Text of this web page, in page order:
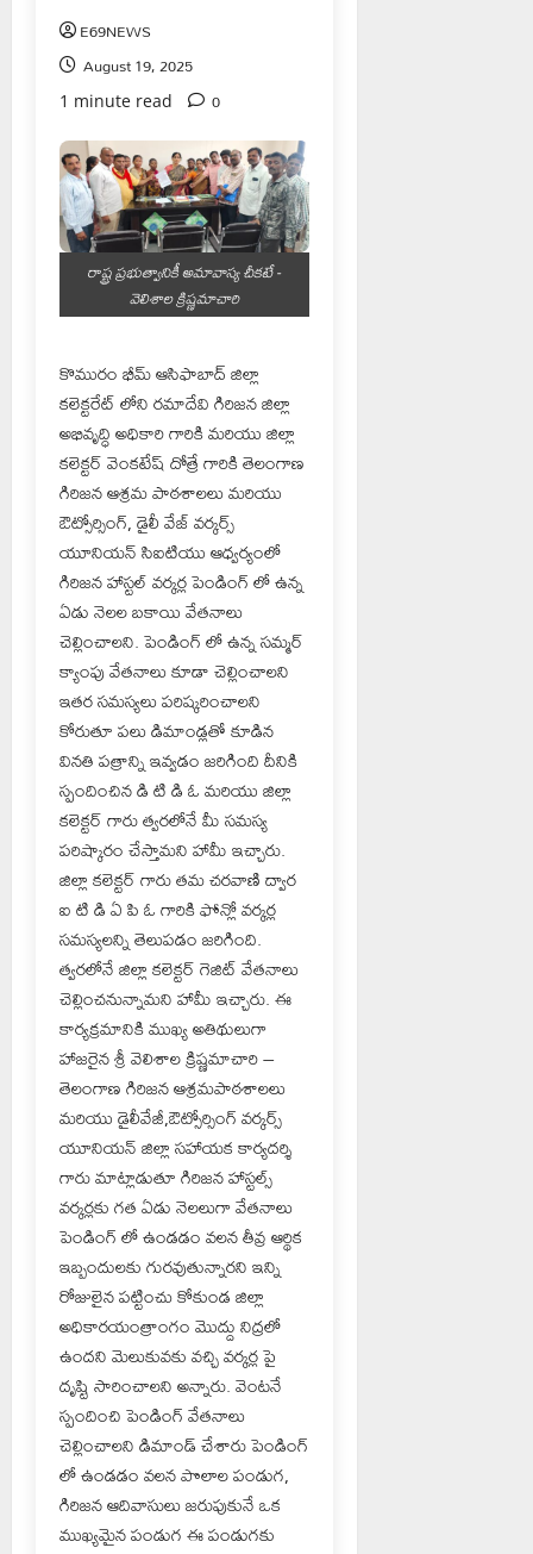
E69NEWS
August 19, 2025
1 minute read 0
రాష్ట్ర ప్రభుత్వానికీ అమావాస్య చీకటే -
వెలిశాల క్రిష్ణమాచారి
కొమురం భీమ్ ఆసిఫాబాద్ జిల్లా
కలెక్టరేట్ లోని రమాదేవి గిరిజన జిల్లా
అభివృద్ధి అధికారి గారికి మరియు జిల్లా
కలెక్టర్ వెంకటేష్ దోత్రే గారికి తెలంగాణ
గిరిజన ఆశ్రమ పాఠశాలలు మరియు
ఔట్సోర్సింగ్, డైలీ వేజ్ వర్కర్స్
యూనియన్ సిఐటియు ఆధ్వర్యంలో
గిరిజన హాస్టల్ వర్కర్ల పెండింగ్ లో ఉన్న
ఏడు నెలల బకాయి వేతనాలు
చెల్లించాలని. పెండింగ్ లో ఉన్న సమ్మర్
క్యాంపు వేతనాలు కూడా చెల్లించాలని
ఇతర సమస్యలు పరిష్కరించాలని
కోరుతూ పలు డిమాండ్లతో కూడిన
వినతి పత్రాన్ని ఇవ్వడం జరిగింది దీనికి
స్పందించిన డి టి డి ఓ మరియు జిల్లా
కలెక్టర్ గారు త్వరలోనే మీ సమస్య
పరిష్కారం చేస్తామని హామీ ఇచ్చారు.
జిల్లా కలెక్టర్ గారు తమ చరవాణి ద్వార
ఐ టి డి ఏ పి ఓ గారికి ఫోన్లో వర్కర్ల
సమస్యలన్ని తెలుపడం జరిగింది.
త్వరలోనే జిల్లా కలెక్టర్ గెజిట్ వేతనాలు
చెల్లించనున్నామని హామీ ఇచ్చారు. ఈ
కార్యక్రమానికి ముఖ్య అతిథులుగా
హాజరైన శ్రీ వెలిశాల క్రిష్ణమాచారి –
తెలంగాణ గిరిజన ఆశ్రమపాఠశాలలు
మరియు డైలీవేజీ,ఔట్సోర్సింగ్ వర్కర్స్
యూనియన్ జిల్లా సహాయక కార్యదర్శి
గారు మాట్లాడుతూ గిరిజన హాస్టల్స్
వర్కర్లకు గత ఏడు నెలలుగా వేతనాలు
పెండింగ్ లో ఉండడం వలన తీవ్ర ఆర్థిక
ఇబ్బందులకు గురవుతున్నారని ఇన్ని
రోజులైన పట్టించు కోకుండ జిల్లా
అధికారయంత్రాంగం మొద్దు నిద్రలో
ఉందని మెలుకువకు వచ్చి వర్కర్ల పై
దృష్టి సారించాలని అన్నారు. వెంటనే
స్పందించి పెండింగ్ వేతనాలు
చెల్లించాలని డిమాండ్ చేశారు పెండింగ్
లో ఉండడం వలన పొలాల పండుగ,
గిరిజన ఆదివాసులు జరుపుకునే ఒక
ముఖ్యమైన పండుగ ఈ పండుగకు